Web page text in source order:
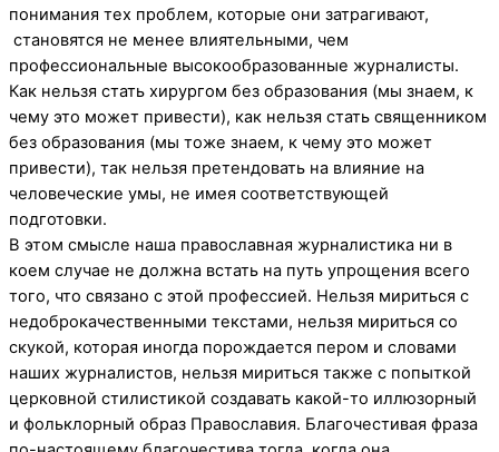
понимания тех проблем, которые они затрагивают,
становятся не менее влиятельными, чем
профессиональные высокообразованные журналисты.
Как нельзя стать хирургом без образования (мы знаем, к
чему это может привести), как нельзя стать священником
без образования (мы тоже знаем, к чему это может
привести), так нельзя претендовать на влияние на
человеческие умы, не имея соответствующей
подготовки.
В этом смысле наша православная журналистика ни в
коем случае не должна встать на путь упрощения всего
того, что связано с этой профессией. Нельзя мириться с
недоброкачественными текстами, нельзя мириться со
скукой, которая иногда порождается пером и словами
наших журналистов, нельзя мириться также с попыткой
церковной стилистикой создавать какой-то иллюзорный
и фольклорный образ Православия. Благочестивая фраза